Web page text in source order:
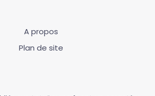
A propos
Plan de site